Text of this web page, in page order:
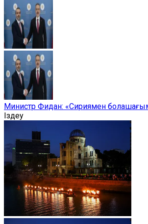
Министр Фидан: «Сириямен
Іздеу